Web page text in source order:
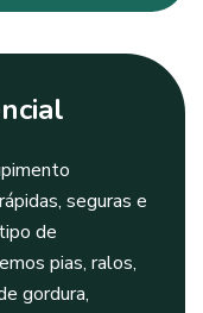
seguras e
de
pias, ralos,
gordura,